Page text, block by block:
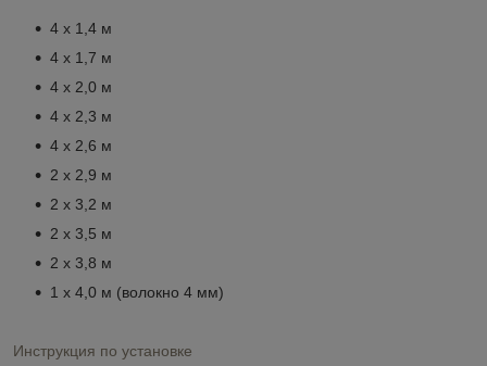
4 x 1,4 м
4 x 1,7 м
4 x 2,0 м
4 x 2,3 м
4 x 2,6 м
2 x 2,9 м
2 x 3,2 м
2 x 3,5 м
2 x 3,8 м
1 x 4,0 м (волокно 4 мм)
Инструкция по установке